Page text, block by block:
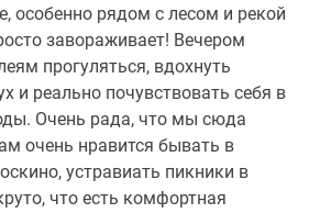
особенно рядом с лесом и рекой
завораживает! Вечером
прогуляться, вдохнуть
и реально почувствовать себя в
Очень рада, что мы сюда
очень нравится бывать в
устравиать пикники в
что есть комфортная